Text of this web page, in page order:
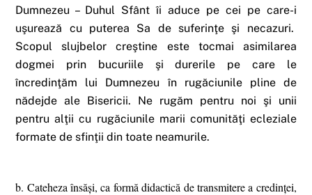
Dumnezeu – Duhul Sfânt îi aduce pe cei pe care-i
uşurează cu puterea Sa de suferinţe şi necazuri.
Scopul slujbelor creştine este tocmai asimilarea
dogmei prin bucuriile şi durerile pe care le
încredinţăm lui Dumnezeu în rugăciunile pline de
nădejde ale Bisericii. Ne rugăm pentru noi şi unii
pentru alţii cu rugăciunile marii comunităţi ecleziale
formate de sfinţii din toate neamurile.
b. Cateheza însăşi, ca formă didactică de transmitere a credinţei,